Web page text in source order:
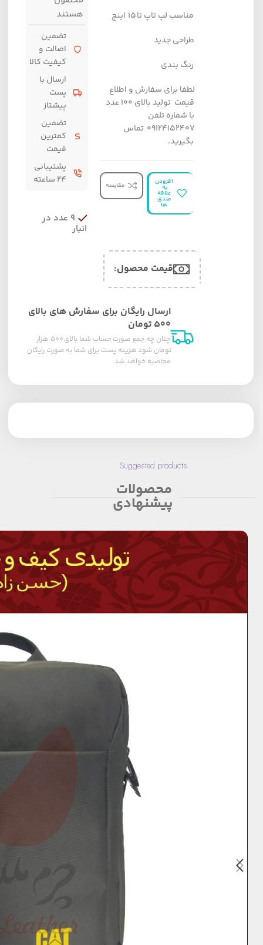
مناسب لپ تاپ تا 15 اینچ
طراحی جدید
رنگ بندی
لطفا برای سفارش و اطلاع
قیمت تولید بالای 100 عدد
با شماره تلفن
09124152407 تماس
بگیرید.
افزودن
به
علاقه
مندی
ها
مقایسه
هستند
تضمین
اصالت و
کیفیت کالا
ارسال با
پست
پیشتاز
تضمین
کمترین
قیمت
پشتیبانی
۲۴ ساعته
9 عدد در
انبار
قیمت محصول:​
ارسال رایگان برای سفارش های بالای
۵۰۰ تومان
چنان چه جمع صورت حساب شما بالای ۵۰۰ هزار
تومان شود هزینه پست برای شما به صورت رایگان
محاصبه خواهد شد.
Suggested products
محصولات
پیشنهادی